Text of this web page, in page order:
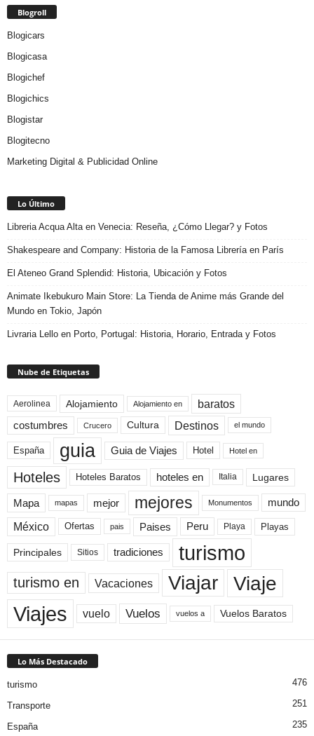
Blogroll
Blogicars
Blogicasa
Blogichef
Blogichics
Blogistar
Blogitecno
Marketing Digital & Publicidad Online
Lo Último
Libreria Acqua Alta en Venecia: Reseña, ¿Cómo Llegar? y Fotos
Shakespeare and Company: Historia de la Famosa Librería en París
El Ateneo Grand Splendid: Historia, Ubicación y Fotos
Animate Ikebukuro Main Store: La Tienda de Anime más Grande del
Mundo en Tokio, Japón
Livraria Lello en Porto, Portugal: Historia, Horario, Entrada y Fotos
Nube de Etiquetas
Aerolinea Alojamiento Alojamiento en baratos
costumbres Crucero Cultura Destinos el mundo
España guia Guia de Viajes Hotel Hotel en
Hoteles Hoteles Baratos hoteles en Italia Lugares
Mapa mapas mejor mejores Monumentos mundo
México Ofertas pais Paises Peru Playa Playas
Principales Sitios tradiciones turismo
turismo en Vacaciones Viajar Viaje
Viajes vuelo Vuelos vuelos a Vuelos Baratos
Lo Más Destacado
turismo 476
Transporte 251
España 235